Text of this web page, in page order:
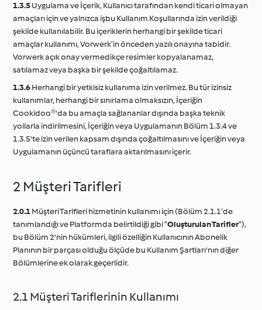
1.3.5Uygulama ve İçerik, Kullanıcı tarafından kendi ticari olmayan
amaçları için ve yalnızca işbu Kullanım Koşullarında izin verildiği
şekilde kullanılabilir. Bu içeriklerin herhangi bir şekilde ticari
amaçlar kullanımı, Vorwerk’in önceden yazılı onayına tabidir.
Vorwerk açık onay vermedikçe resimler kopyalanamaz,
satılamaz veya başka bir şekilde çoğaltılamaz.
1.3.6Herhangi bir yetkisiz kullanıma izin verilmez. Bu tür izinsiz
kullanımlar, herhangi bir sınırlama olmaksızın, İçeriğin
Cookidoo®'da bu amaçla sağlananlar dışında başka teknik
yollarla indirilmesini, İçeriğin veya Uygulamanın Bölüm 1.3.4 ve
1.3.5'te izin verilen kapsam dışında çoğaltılmasını ve İçeriğin veya
Uygulamanın üçüncü taraflara aktarılmasını içerir.
2 Müşteri Tarifleri
2.0.1Müşteri Tarifleri hizmetinin kullanımı için (Bölüm 2.1.1’de
tanımlandığı ve Platformda belirtildiği gibi “Oluşturulan Tarifler”),
bu Bölüm 2'nin hükümleri, ilgili özelliğin Kullanıcının Abonelik
Planının bir parçası olduğu ölçüde bu Kullanım Şartları'nın diğer
Bölümlerine ek olarak geçerlidir.
2.1 Müşteri Tariflerinin Kullanımı